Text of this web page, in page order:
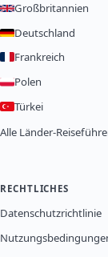
Großbritannien
Deutschland
Frankreich
Polen
Türkei
Alle Länder-
RECHTLICHES
Datenschutzrichtlinie